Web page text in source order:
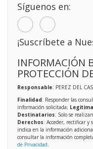
Síguenos en:
¡Suscríbete a
INFORMACIÓN
PROTECCIÓN
Responsable: PEREZ DEL
Finalidad: Responder las
información solicitada;
Destinatarios: Solo se
Derechos: Acceder, rectificar y
indica en la información
consultar la información
de Privacidad.